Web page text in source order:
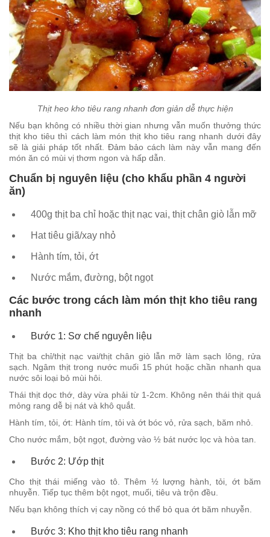
Thịt heo kho tiêu rang nhanh đơn giản dễ thực hiện
Nếu bạn không có nhiều thời gian nhưng vẫn muốn thưởng thức
thịt kho tiêu thì cách làm món thịt kho tiêu rang nhanh dưới đây
sẽ là giải pháp tốt nhất. Đảm bảo cách làm này vẫn mang đến
món ăn có mùi vị thơm ngon và hấp dẫn.
Chuẩn bị nguyên liệu (cho khẩu phần 4 người
ăn)
400g thịt ba chỉ hoặc thịt nạc vai, thịt chân giò lẫn mỡ
Hat tiêu giã/xay nhỏ
Hành tím, tỏi, ớt
Nước mắm, đường, bột ngọt
Các bước trong cách làm món thịt kho tiêu rang
nhanh
Bước 1: Sơ chế nguyên liệu
Thịt ba chỉ/thịt nạc vai/thịt chân giò lẫn mỡ làm sạch lông, rửa
sạch. Ngâm thịt trong nước muối 15 phút hoặc chần nhanh qua
nước sôi loại bỏ mùi hôi.
Thái thịt dọc thớ, dày vừa phải từ 1-2cm. Không nên thái thịt quá
mỏng rang dễ bị nát và khô quắt.
Hành tím, tỏi, ớt: Hành tím, tỏi và ớt bóc vỏ, rửa sạch, băm nhỏ.
Cho nước mắm, bột ngọt, đường vào ½ bát nước lọc và hòa tan.
Bước 2: Ướp thịt
Cho thịt thái miếng vào tô. Thêm ½ lượng hành, tỏi, ớt băm
nhuyễn. Tiếp tục thêm bột ngọt, muối, tiêu và trộn đều.
Nếu bạn không thích vị cay nồng có thể bỏ qua ớt băm nhuyễn.
Bước 3: Kho thịt kho tiêu rang nhanh